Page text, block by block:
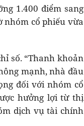
1.400 điểm sang
nhóm cổ phiếu vừa
số. “Thanh khoản
mạnh, nhà đầu
đối với nhóm cổ
hưởng lợi từ thị
dịch vụ tài chính